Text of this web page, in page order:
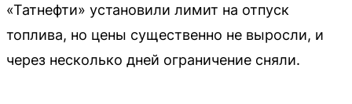
«Татнефти» установили лимит на отпуск
топлива, но цены существенно не выросли, и
через несколько дней ограничение сняли.